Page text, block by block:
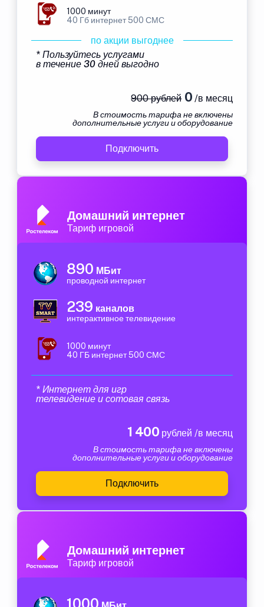
1000 минут
40 Гб интернет 500 СМС
по акции выгоднее
* Пользуйтесь услугами
в течение 30 дней выгодно
900 рублей0 /в месяц
В стоимость тарифа не включены
дополнительные услуги и оборудование
Подключить
Домашний интернет
Тариф игровой
890 МБит
проводной интернет
239 каналов
интерактивное телевидение
1000 минут
40 ГБ интернет 500 СМС
* Интернет для игр
телевидение и сотовая связь
1 400 рублей /в месяц
В стоимость тарифа не включены
дополнительные услуги и оборудование
Подключить
Домашний интернет
Тариф игровой
1000